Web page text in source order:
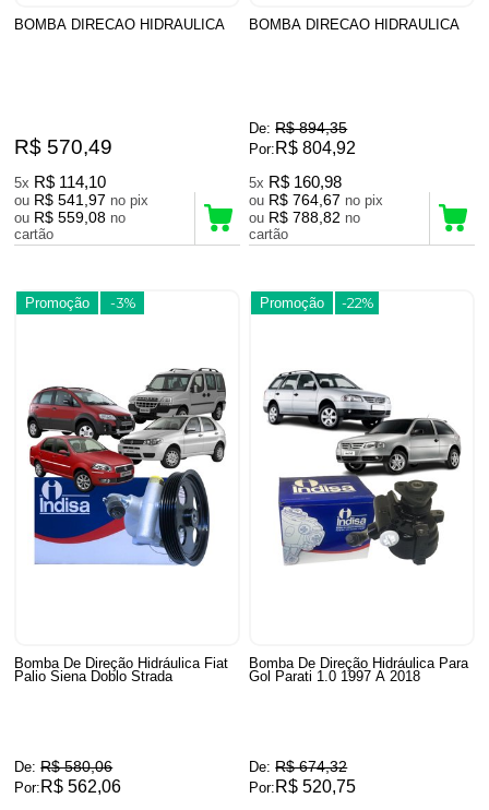
BOMBA DIRECAO HIDRAULICA
R$ 570,49
5x R$ 114,10
ou R$ 541,97
no pix
ou R$ 559,08 no
cartão
BOMBA DIRECAO HIDRAULICA
De: R$ 894,35
Por: R$ 804,92
5x R$ 160,98
ou R$ 764,67
no pix
ou R$ 788,82 no
cartão
Promoção -3%
Bomba De Direção Hidráulica Fiat
Palio Siena Doblo Strada
De: R$ 580,06
Por: R$ 562,06
Promoção -22%
Bomba De Direção Hidráulica Para
Gol Parati 1.0 1997 A 2018
De: R$ 674,32
Por: R$ 520,75